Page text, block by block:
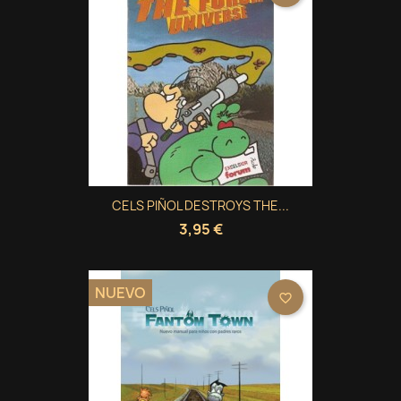
CELS PIÑOL DESTROYS THE...
3,95 €
NUEVO favorite_border